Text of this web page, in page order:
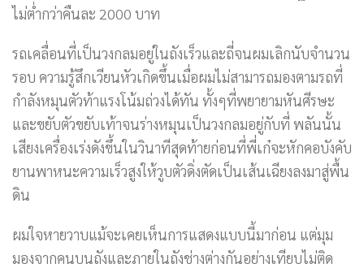
ไม่ต่ำกว่าคืนละ 2000 บาท
รถเคลื่อนที่เป็นวงกลมอยู่ในถังเร็วและถี่จนผมเลิกนับจำนวน
รอบ ความรู้สึกเวียนหัวเกิดขึ้นเมื่อผมไม่สามารถมองตามรถที่
กำลังหมุนตัวท้าแรงโน้มถ่วงได้ทัน ทั้งๆที่พยายามหันศีรษะ
และขยับตัวขยับเท้าจนร่างหมุนเป็นวงกลมอยู่กับที่ พลันนั้น
เสียงเครื่องเร่งดังขึ้นในวินาทีสุดท้ายก่อนที่พี่เก๋จะหักคอบังคับ
ยานพาหนะความเร็วสูงให้วูบตัวดิ่งตัดเป็นเส้นเฉียงลงมาสู่พื้น
ดิน
ผมใจหายวาบแม้จะเคยเห็นการแสดงแบบนี้มาก่อน แต่มุม
มองจากคนบนถังและภายในถังช่างต่างกันอย่างเทียบไม่ติด